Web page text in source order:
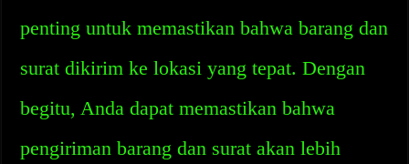
penting untuk memastikan bahwa barang dan
surat dikirim ke lokasi yang tepat. Dengan
begitu, Anda dapat memastikan bahwa
pengiriman barang dan surat akan lebih